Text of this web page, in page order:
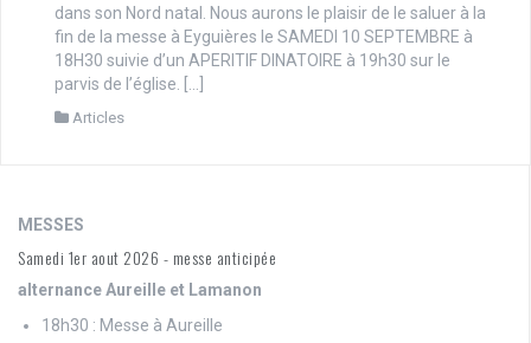
dans son Nord natal. Nous aurons le plaisir de le saluer à la
fin de la messe à Eyguières le SAMEDI 10 SEPTEMBRE à
18H30 suivie d’un APERITIF DINATOIRE à 19h30 sur le
parvis de l’église. […]
Articles
MESSES
Samedi 1er aout 2026 - messe anticipée
alternance Aureille et Lamanon
18h30 : Messe à Aureille